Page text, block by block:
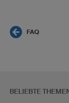
FAQ
BELIEBTE